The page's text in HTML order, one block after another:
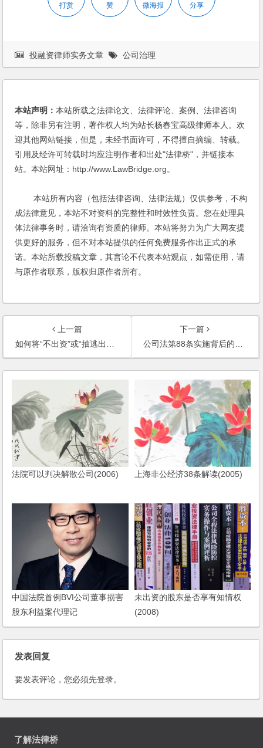
打赏 赞 微海报 分享
投融资律师实务文章 公司治理
本站声明：本站所载之法律论文、法律评论、案例、法律咨询
等，除非另有注明，著作权人均为站长杨春宝高级律师本人。欢
迎其他网站链接，但是，未经书面许可，不得擅自摘编、转载。
引用及经许可转载时均应注明作者和出处"法律桥"，并链接本
站。本站网址：http://www.LawBridge.org。
本站所有内容（包括法律咨询、法律法规）仅供参考，不构
成法律意见，本站不对资料的完整性和时效性负责。您在处理具
体法律事务时，请洽询有资质的律师。本站将努力为广大网友提
供更好的服务，但不对本站提供的任何免费服务作出正式的承
诺。本站所载投稿文章，其言论不代表本站观点，如需使用，请
与原作者联系，版权归原作者所有。
上一篇
如何将“不出资”或“抽逃出资”的股东除名？
下一篇
公司法第88条实施背后的立法与司法博弈
法院可以判决解散公司(2006) 上海非公经济38条解读(2005)
中国法院首例BVI公司董事损害
股东利益案代理记
未出资的股东是否享有知情权
(2008)
发表回复
要发表评论，您必须先登录。
了解法律桥